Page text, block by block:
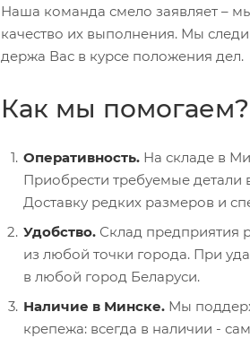
Наша команда смело заявляет –
качество их выполнения. Мы
держа Вас в курсе положения дел.
Как мы помогаем?
Оперативность. На складе в
Приобрести требуемые детали
Доставку редких размеров и
Удобство. Склад предприятия
из любой точки города. При
в любой город Беларуси.
Наличие в Минске. Мы
крепежа: всегда в наличии -